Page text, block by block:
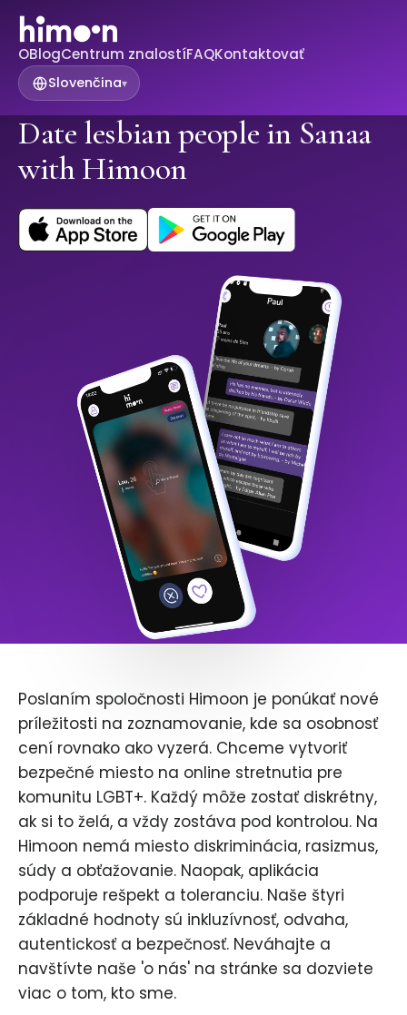
OBlogCentrum znalostíFAQKontaktovať
Slovenčina▾
Date lesbian people in Sanaa
with Himoon
Poslaním spoločnosti Himoon je ponúkať nové
príležitosti na zoznamovanie, kde sa osobnosť
cení rovnako ako vyzerá. Chceme vytvoriť
bezpečné miesto na online stretnutia pre
komunitu LGBT+. Každý môže zostať diskrétny,
ak si to želá, a vždy zostáva pod kontrolou. Na
Himoon nemá miesto diskriminácia, rasizmus,
súdy a obťažovanie. Naopak, aplikácia
podporuje rešpekt a toleranciu. Naše štyri
základné hodnoty sú inkluzívnosť, odvaha,
autentickosť a bezpečnosť. Neváhajte a
navštívte naše 'o nás' na stránke sa dozviete
viac o tom, kto sme.